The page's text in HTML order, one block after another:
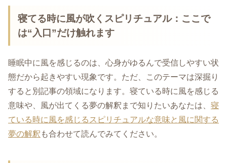
寝てる時に風が吹くスピリチュアル：ここで
は“入口”だけ触れます
睡眠中に風を感じるのは、心身がゆるんで受信しやすい状
態だから起きやすい現象です。ただ、このテーマは深掘り
すると別記事の領域になります。寝ている時に風を感じる
意味や、風が出てくる夢の解釈まで知りたいあなたは、 寝
ている時に風を感じるスピリチュアルな意味と風に関する
夢の解釈 も合わせて読んでみてください。